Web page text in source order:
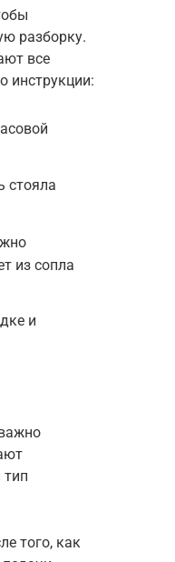
разборку.
все
инструкции:
стояла
из сопла
и
того, как